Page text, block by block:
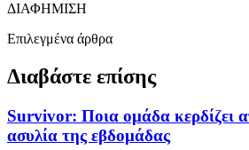
ΔΙΑΦΗΜΙΣΗ
Επιλεγμένα άρθρα
Διαβάστε επίσης
Survivor: Ποια ομάδα κερδίζει
ασυλία της εβδομάδας